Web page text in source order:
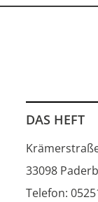
DAS HEFT
33098
Telefon: